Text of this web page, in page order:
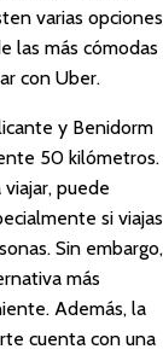
varias opciones
las más cómodas
con Uber.
y Benidorm
50 kilómetros.
puede
si viajas
Sin embargo,
más
Además, la
cuenta con una